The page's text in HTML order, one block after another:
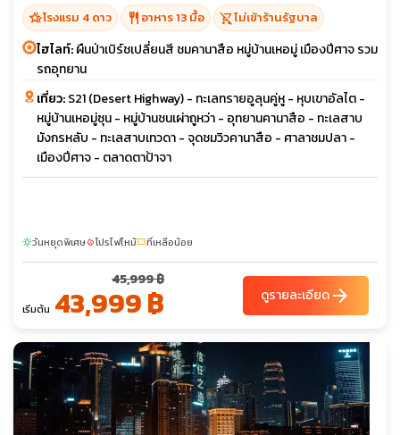
hotel_classโรงแรม 4 ดาว restaurant อาหาร 13 มื้อ shopping_cart_offไม่เข้าร้านรัฐบาล
ไฮไลท์:ผืนป่าเบิร์ชเปลี่ยนสี ชมคานาสือ หมู่บ้านเหอมู่ เมืองปีศาจ รวม
รถอุทยาน
เที่ยว:S21 (Desert Highway) - ทะเลทรายอูลุนคู่หู - หุบเขาอัลไต -
หมู่บ้านเหอมู่ซุน - หมู่บ้านชนเผ่าถูหว่า - อุทยานคานาสือ - ทะเลสาบ
มังกรหลับ - ทะเลสาบเทวดา - จุดชมวิวคานาสือ - ศาลาชมปลา -
เมืองปีศาจ - ตลาดตาป้าจา
sunnyวันหยุดพิเศษlocal_fire_departmentโปรไฟไหม้confirmation_numberที่เหลือน้อย
เริ่มต้น
45,999 ฿
43,999 ฿ ดูรายละเอียดarrow_forward